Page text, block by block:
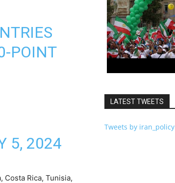
POINT
5, 2024
Rica, Tunisia,
LATEST TWEETS
Tweets by iran_policy